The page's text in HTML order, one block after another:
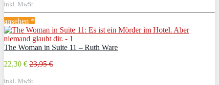
inkl. MwSt.
ansehen *
The Woman in Suite 11 – Ruth Ware
22,30 € 23,95 €
inkl. MwSt.